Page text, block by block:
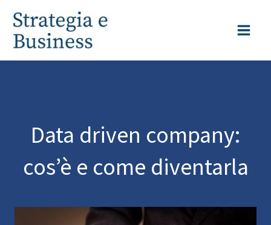
contenuto
Data driven company:
cos’è e come diventarla